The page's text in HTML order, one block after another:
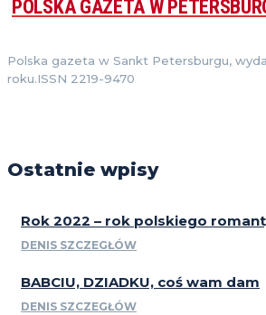
POLSKA GAZETA W
Polska gazeta w Sankt Petersburgu,
roku.ISSN 2219-9470
Ostatnie wpisy
Rok 2022 – rok polskiego
DENIS SZCZEGŁÓW
BABCIU, DZIADKU, coś wam dam
DENIS SZCZEGŁÓW